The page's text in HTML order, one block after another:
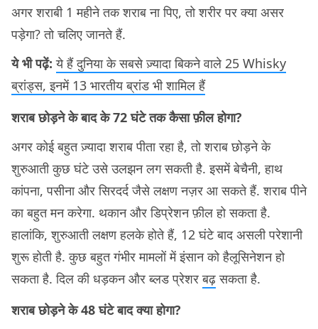
अगर शराबी 1 महीने तक शराब ना पिए, तो शरीर पर क्या असर
पड़ेगा? तो चलिए जानते हैं.
ये भी पढ़ें:ये हैं दुनिया के सबसे ज़्यादा बिकने वाले 25 Whisky
ब्रांड्स, इनमें 13 भारतीय ब्रांड भी शामिल हैं
शराब छोड़ने के बाद के 72 घंटे तक कैसा फ़ील होगा?
अगर कोई बहुत ज़्यादा शराब पीता रहा है, तो शराब छोड़ने के
शुरुआती कुछ घंटे उसे उलझन लग सकती है. इसमें बेचैनी, हाथ
कांपना, पसीना और सिरदर्द जैसे लक्षण नज़र आ सकते हैं. शराब पीने
का बहुत मन करेगा. थकान और डिप्रेशन फ़ील हो सकता है.
हालांकि, शुरुआती लक्षण हलके होते हैं, 12 घंटे बाद असली परेशानी
शुरू होती है. कुछ बहुत गंभीर मामलों में इंसान को हैलूसिनेशन हो
सकता है. दिल की धड़कन और ब्लड प्रेशरबढ़सकता है.
शराब छोड़ने के 48 घंटे बाद क्या होगा?